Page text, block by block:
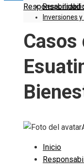
Inversiones
Responsabilidad
Casos
Inicio